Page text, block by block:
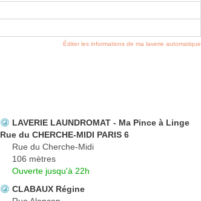
Éditer les informations de ma laverie automatique
LAVERIE LAUNDROMAT - Ma Pince à Linge
Rue du CHERCHE-MIDI PARIS 6
Rue du Cherche-Midi
106 mètres
Ouverte jusqu'à 22h
CLABAUX Régine